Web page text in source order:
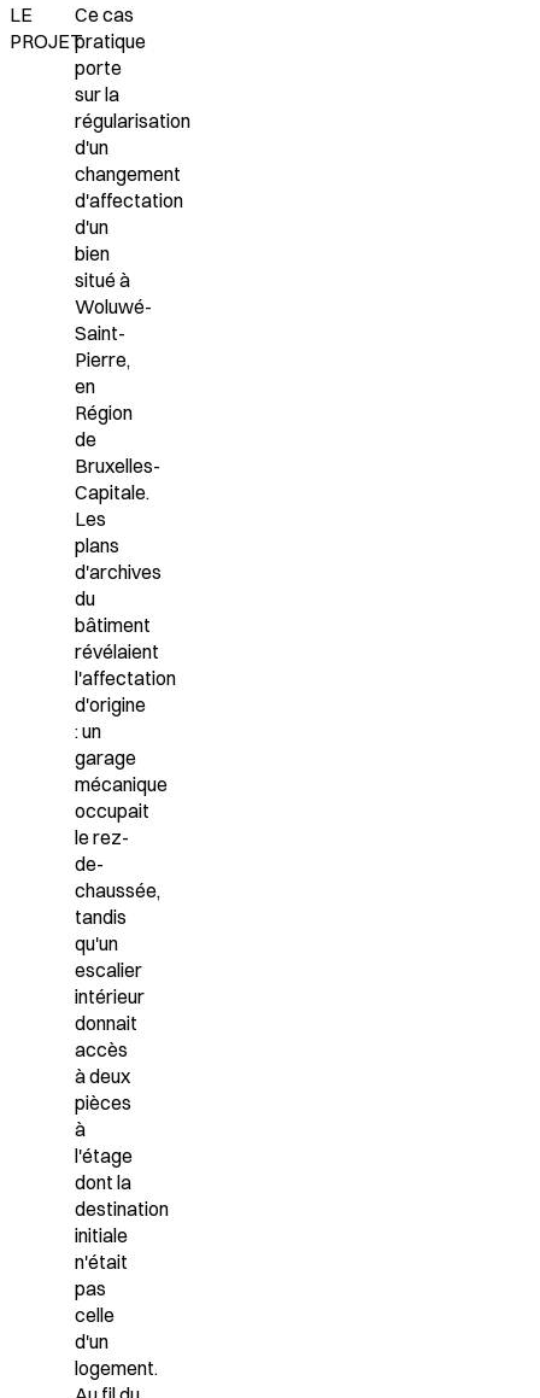
LE
PROJET
Ce cas
pratique
porte
sur la
régularisation
d'un
changement
d'affectation
d'un
bien
situé à
Woluwé-
Saint-
Pierre,
en
Région
de
Bruxelles-
Capitale.
Les
plans
d'archives
du
bâtiment
révélaient
l'affectation
d'origine
: un
garage
mécanique
occupait
le rez-
de-
chaussée,
tandis
qu'un
escalier
intérieur
donnait
accès
à deux
pièces
à
l'étage
dont la
destination
initiale
n'était
pas
celle
d'un
logement.